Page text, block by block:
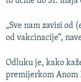
„Sve nam zavisi od
od vakcinacije“,
Odluku je, kako
premijerkom Anom